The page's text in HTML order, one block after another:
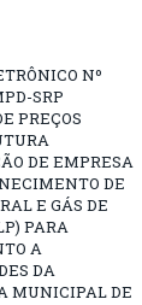
Nº
SRP
PREÇOS
DE EMPRESA
DE
E GÁS DE
PARA
A
DA
MUNICIPAL DE